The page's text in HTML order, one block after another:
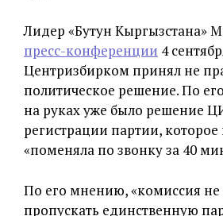
Лидер «Бутун Кыргызстана»
пресс-конференции 4
Центризбирком принял не
политическое решение. По
на руках уже было решение
регистрации партии,
«поменяла по звонку за 40
По его мнению, «комиссия не
пропускать единственную